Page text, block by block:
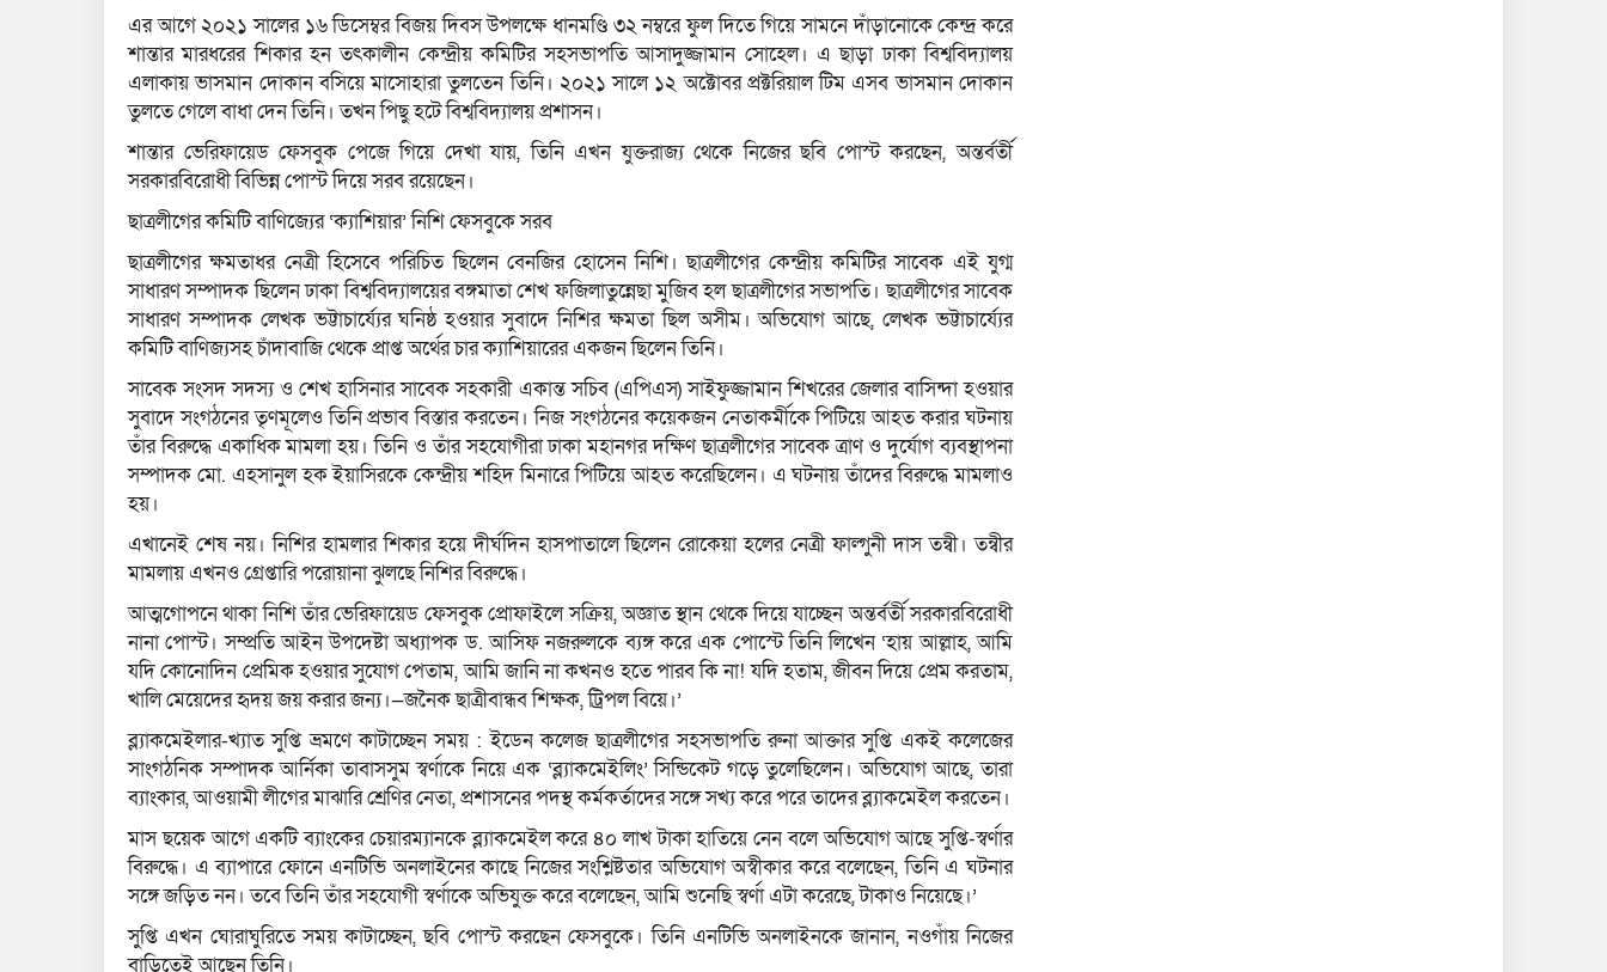
এর আগে ২০২১ সালের ১৬ ডিসেম্বর বিজয় দিবস উপলক্ষে ধানমণ্ডি ৩২ নম্বরে ফুল দিতে গিয়ে সামনে দাঁড়ানোকে কেন্দ্র করে
শান্তার মারধরের শিকার হন তৎকালীন কেন্দ্রীয় কমিটির সহসভাপতি আসাদুজ্জামান সোহেল। এ ছাড়া ঢাকা বিশ্ববিদ‍্যালয়
এলাকায় ভাসমান দোকান বসিয়ে মাসোহারা তুলতেন তিনি। ২০২১ সালে ১২ অক্টোবর প্রক্টরিয়াল টিম এসব ভাসমান দোকান
তুলতে গেলে বাধা দেন তিনি। তখন পিছু হটে বিশ্ববিদ‍্যালয় প্রশাসন।
শান্তার ভেরিফায়েড ফেসবুক পেজে গিয়ে দেখা যায়, তিনি এখন যুক্তরাজ‍্য থেকে নিজের ছবি পোস্ট করছেন, অন্তর্বর্তী
সরকারবিরোধী বিভিন্ন পোস্ট দিয়ে সরব রয়েছেন।
ছাত্রলীগের কমিটি বাণিজ‍্যের ‘ক‍্যাশিয়ার’ নিশি ফেসবুকে সরব
ছাত্রলীগের ক্ষমতাধর নেত্রী হিসেবে পরিচিত ছিলেন বেনজির হোসেন নিশি। ছাত্রলীগের কেন্দ্রীয় কমিটির সাবেক এই যুগ্ম
সাধারণ সম্পাদক ছিলেন ঢাকা বিশ্ববিদ‍্যালয়ের বঙ্গমাতা শেখ ফজিলাতুন্নেছা মুজিব হল ছাত্রলীগের সভাপতি। ছাত্রলীগের সাবেক
সাধারণ সম্পাদক লেখক ভট্টাচার্য্যের ঘনিষ্ঠ হওয়ার সুবাদে নিশির ক্ষমতা ছিল অসীম। অভিযোগ আছে, লেখক ভট্টাচার্য্যের
কমিটি বাণিজ‍্যসহ চাঁদাবাজি থেকে প্রাপ্ত অর্থের চার ক্যাশিয়ারের একজন ছিলেন তিনি।
সাবেক সংসদ সদস্য ও শেখ হাসিনার সাবেক সহকারী একান্ত সচিব (এপিএস) সাইফুজ্জামান শিখরের জেলার বাসিন্দা হওয়ার
সুবাদে সংগঠনের তৃণমূলেও তিনি প্রভাব বিস্তার করতেন। নিজ সংগঠনের কয়েকজন নেতাকর্মীকে পিটিয়ে আহত করার ঘটনায়
তাঁর বিরুদ্ধে একাধিক মামলা হয়। তিনি ও তাঁর সহযোগীরা ঢাকা মহানগর দক্ষিণ ছাত্রলীগের সাবেক ত্রাণ ও দুর্যোগ ব্যবস্থাপনা
সম্পাদক মো. এহসানুল হক ইয়াসিরকে কেন্দ্রীয় শহিদ মিনারে পিটিয়ে আহত করেছিলেন। এ ঘটনায় তাঁদের বিরুদ্ধে মামলাও
হয়।
এখানেই শেষ নয়। নিশির হামলার শিকার হয়ে দীর্ঘদিন হাসপাতালে ছিলেন রোকেয়া হলের নেত্রী ফাল্গুনী দাস তন্বী। তন্বীর
মামলায় এখনও গ্রেপ্তারি পরোয়ানা ঝুলছে নিশির বিরুদ্ধে।
আত্মগোপনে থাকা নিশি তাঁর ভেরিফায়েড ফেসবুক প্রোফাইলে সক্রিয়, অজ্ঞাত স্থান থেকে দিয়ে যাচ্ছেন অন্তর্বর্তী সরকারবিরোধী
নানা পোস্ট। সম্প্রতি আইন উপদেষ্টা অধ্যাপক ড. আসিফ নজরুলকে ব্যঙ্গ করে এক পোস্টে তিনি লিখেন ‘হায় আল্লাহ, আমি
যদি কোনোদিন প্রেমিক হওয়ার সুযোগ পেতাম, আমি জানি না কখনও হতে পারব কি না! যদি হতাম, জীবন দিয়ে প্রেম করতাম,
খালি মেয়েদের হৃদয় জয় করার জন্য।—জনৈক ছাত্রীবান্ধব শিক্ষক, ট্রিপল বিয়ে।’
ব্ল্যাকমেইলার-খ্যাত সুপ্তি ভ্রমণে কাটাচ্ছেন সময় : ইডেন কলেজ ছাত্রলীগের সহসভাপতি রুনা আক্তার সুপ্তি একই কলেজের
সাংগঠনিক সম্পাদক আর্নিকা তাবাসসুম স্বর্ণাকে নিয়ে এক ‘ব্ল‍্যাকমেইলিং’ সিন্ডিকেট গড়ে তুলেছিলেন। অভিযোগ আছে, তারা
ব্যাংকার, আওয়ামী লীগের মাঝারি শ্রেণির নেতা, প্রশাসনের পদস্থ কর্মকর্তাদের সঙ্গে সখ্য করে পরে তাদের ব্ল‍্যাকমেইল করতেন।
মাস ছয়েক আগে একটি ব্যাংকের চেয়ারম্যানকে ব্ল‍্যাকমেইল করে ৪০ লাখ টাকা হাতিয়ে নেন বলে অভিযোগ আছে সুপ্তি-স্বর্ণার
বিরুদ্ধে। এ ব‍্যাপারে ফোনে এনটিভি অনলাইনের কাছে নিজের সংশ্লিষ্টতার অভিযোগ অস্বীকার করে বলেছেন, তিনি এ ঘটনার
সঙ্গে জড়িত নন। তবে তিনি তাঁর সহযোগী স্বর্ণাকে অভিযুক্ত করে বলেছেন, আমি শুনেছি স্বর্ণা এটা করেছে, টাকাও নিয়েছে।’
সুপ্তি এখন ঘোরাঘুরিতে সময় কাটাচ্ছেন, ছবি পোস্ট করছেন ফেসবুকে। তিনি এনটিভি অনলাইনকে জানান, নওগাঁয় নিজের
বাড়িতেই আছেন তিনি।